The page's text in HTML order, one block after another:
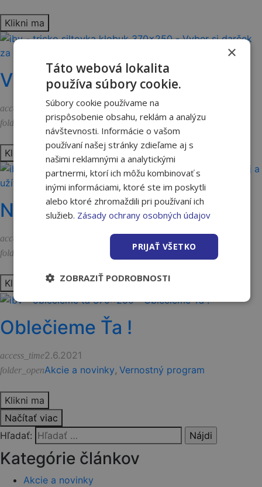
Klikni ma
Vyber si darček za nákup
access_time 19.7.2021
folder_open Akcie a novinky
Klikni ma
Nakupuj a užívaj 2021
access_time
folder_open Akcie a novinky Vernostný program
Klikni ma
Oblečieme Ťa !
access_time2.6.2021
folder_openAkcie a novinky, Vernostný program
Klikni ma
Načítať viac
Hľadať:
Kategórie článkov
Akcie a novinky
×
Táto webová lokalita
používa súbory cookie.
Súbory cookie používame na
prispôsobenie obsahu, reklám a analýzu
návštevnosti. Informácie o vašom
používaní našej stránky zdieľame aj s
našimi reklamnými a analytickými
partnermi, ktorí ich môžu kombinovať s
inými informáciami, ktoré ste im poskytli
alebo ktoré zhromaždili pri používaní ich
služieb. Zásady ochrany osobných údajov
PRIJAŤ VŠETKO
ZOBRAZIŤ PODROBNOSTI